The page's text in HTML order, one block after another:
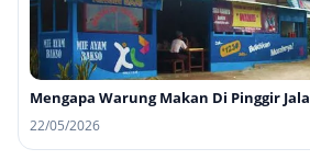
Mengapa Warung Makan Di Pinggir
22/05/2026